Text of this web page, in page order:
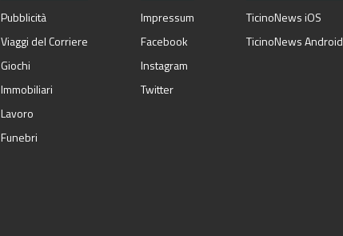
Pubblicità
Viaggi del Corriere
Giochi
Immobiliari
Lavoro
Funebri
Impressum
Facebook
Instagram
Twitter
TicinoNews iOS
TicinoNews Android